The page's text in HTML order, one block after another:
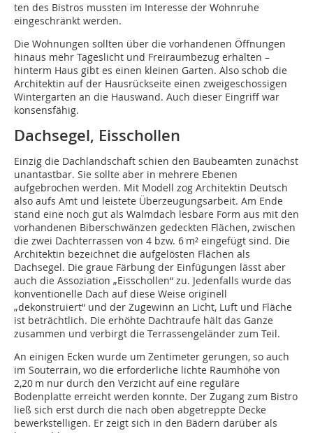
ten des Bistros mussten im Interesse der Wohnruhe
eingeschränkt werden.
Die Wohnungen sollten über die vorhandenen Öffnungen
hinaus mehr Tageslicht und Freiraumbezug erhalten –
hinterm Haus gibt es einen kleinen Garten. Also schob die
Architektin auf der Hausrückseite einen zweigeschossigen
Wintergarten an die Hauswand. Auch dieser Eingriff war
konsensfähig.
Dachsegel, Eisschollen
Einzig die Dachlandschaft schien den Baubeamten zunächst
unantastbar. Sie sollte aber in mehrere Ebenen
aufgebrochen werden. Mit Modell zog Architektin Deutsch
also aufs Amt und leistete Überzeugungsarbeit. Am Ende
stand eine noch gut als Walmdach lesbare Form aus mit den
vorhandenen Biberschwänzen gedeckten Flächen, zwischen
die zwei Dachterrassen von 4 bzw. 6 m² eingefügt sind. Die
Architektin bezeichnet die aufgelösten Flächen als
Dachsegel. Die graue Färbung der Einfügungen lässt aber
auch die Assoziation „Eisschollen“ zu. Jedenfalls wurde das
konventionelle Dach auf diese Weise originell
„dekonstruiert“ und der Zugewinn an Licht, Luft und Fläche
ist beträchtlich. Die erhöhte Dachtraufe hält das Ganze
zusammen und verbirgt die Terrassengeländer zum Teil.
An einigen Ecken wurde um Zentimeter gerungen, so auch
im Souterrain, wo die erforderliche lichte Raumhöhe von
2,20 m nur durch den Verzicht auf eine reguläre
Bodenplatte erreicht werden konnte. Der Zugang zum Bistro
ließ sich erst durch die nach oben abgetreppte Decke
bewerkstelligen. Er zeigt sich in den Bädern darüber als